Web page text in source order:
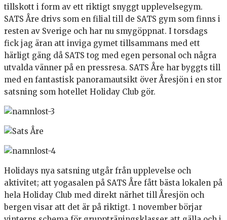
tillskott i form av ett riktigt snyggt upplevelsegym.
SATS Åre drivs som en filial till de SATS gym som finns i
resten av Sverige och har nu smygöppnat. I torsdags
fick jag äran att inviga gymet tillsammans med ett
härligt gäng då SATS tog med egen personal och några
utvalda vänner på en pressresa. SATS Åre har byggts till
med en fantastisk panoramautsikt över Åresjön i en stor
satsning som hotellet Holiday Club gör.
Holidays nya satsning utgår från upplevelse och
aktivitet; att yogasalen på SATS Åre fått bästa lokalen på
hela Holiday Club med direkt närhet till Åresjön och
bergen visar att det är på riktigt. 1 november börjar